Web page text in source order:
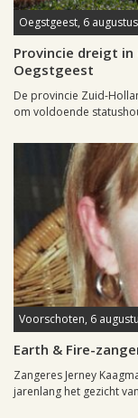
Oegstgeest, 6
Provincie dreigt
Oegstgeest
De provincie Zuid-
om voldoende
Voorschoten, 6
Earth & Fire-
Zangeres Jerney
jarenlang het gezicht